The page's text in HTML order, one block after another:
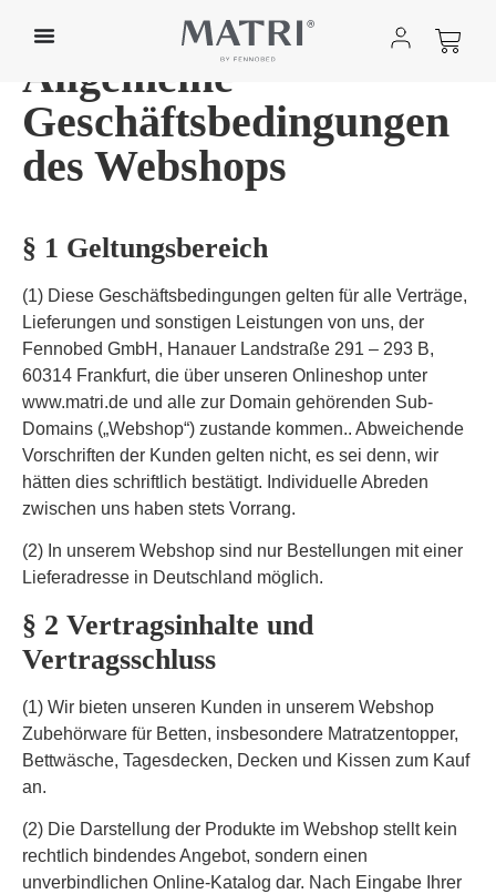
Allgemeine
Geschäftsbedingungen
des Webshops
§ 1 Geltungsbereich
(1) Diese Geschäftsbedingungen gelten für alle Verträge,
Lieferungen und sonstigen Leistungen von uns, der
Fennobed GmbH, Hanauer Landstraße 291 – 293 B,
60314 Frankfurt, die über unseren Onlineshop unter
www.matri.de und alle zur Domain gehörenden Sub-
Domains („Webshop“) zustande kommen.. Abweichende
Vorschriften der Kunden gelten nicht, es sei denn, wir
hätten dies schriftlich bestätigt. Individuelle Abreden
zwischen uns haben stets Vorrang.
(2) In unserem Webshop sind nur Bestellungen mit einer
Lieferadresse in Deutschland möglich.
§ 2 Vertragsinhalte und
Vertragsschluss
(1) Wir bieten unseren Kunden in unserem Webshop
Zubehörware für Betten, insbesondere Matratzentopper,
Bettwäsche, Tagesdecken, Decken und Kissen zum Kauf
an.
(2) Die Darstellung der Produkte im Webshop stellt kein
rechtlich bindendes Angebot, sondern einen
unverbindlichen Online-Katalog dar. Nach Eingabe Ihrer